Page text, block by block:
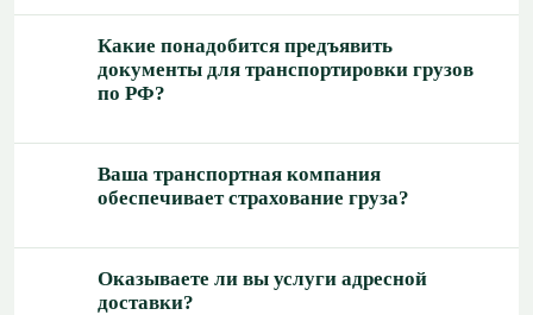
Какие понадобится предъявить
документы для транспортировки грузов
по РФ?
Ваша транспортная компания
обеспечивает страхование груза?
Оказываете ли вы услуги адресной
доставки?